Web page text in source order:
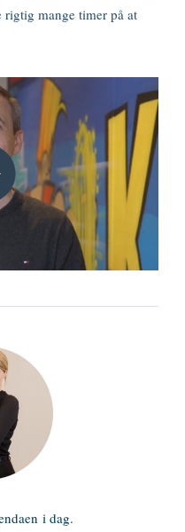
rigtig mange timer på at
i dag.